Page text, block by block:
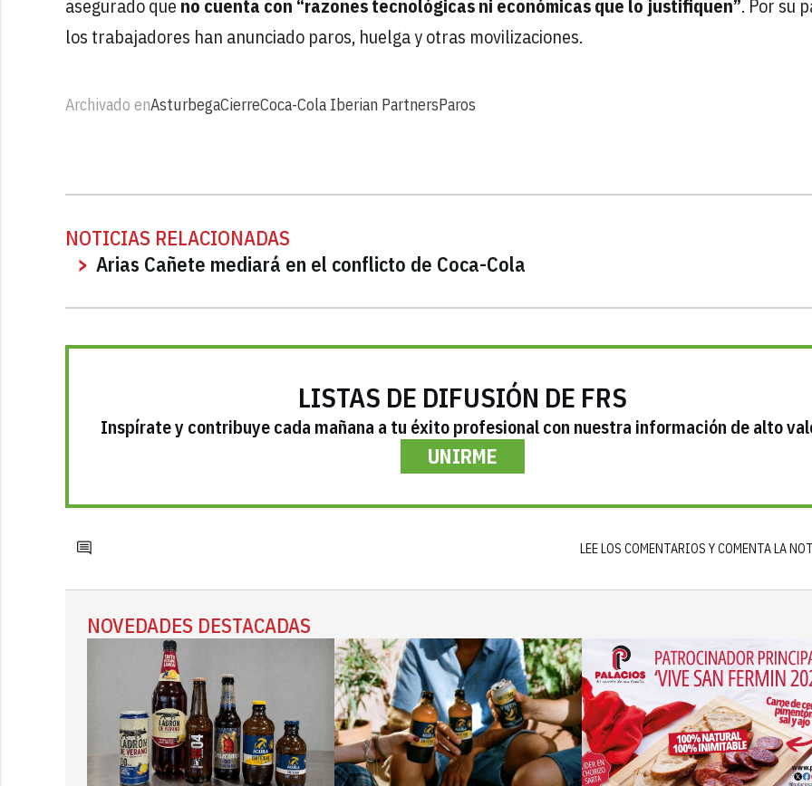
asegurado que no cuenta con “razones tecnológicas ni económicas que lo justifiquen”. Por su
los trabajadores han anunciado paros, huelga y otras movilizaciones.
Archivado enAsturbegaCierreCoca-Cola Iberian PartnersParos
NOTICIAS RELACIONADAS
Arias Cañete mediará en el conflicto de Coca-Cola
LISTAS DE DIFUSIÓN DE FRS
Inspírate y contribuye cada mañana a tu éxito profesional con nuestra información de alto
UNIRME
LEE LOS COMENTARIOS Y COMENTA LA
NOVEDADES DESTACADAS